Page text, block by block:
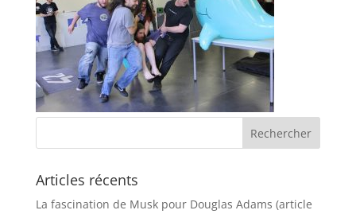
Articles récents
La fascination de Musk pour Douglas Adams (article